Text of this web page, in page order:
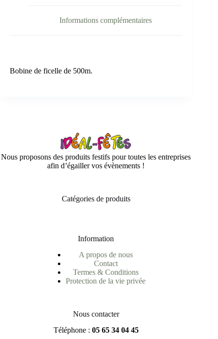
Informations complémentaires
Bobine de ficelle de 500m.
Nous proposons des produits festifs pour toutes les entreprises
afin d’égailler vos évènements !
Catégories de produits
Information
A propos de nous
Contact
Termes & Conditions
Protection de la vie privée
Nous contacter
Téléphone : 05 65 34 04 45